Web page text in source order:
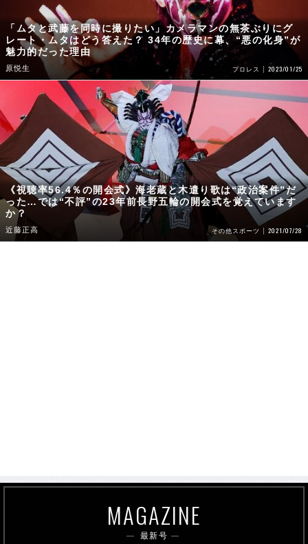
「ムタと武藤を同時に撮りたい」カメラマンの無茶ぶりにグ
レート・ムタはどう答えた？ 34年の歴史に幕、“悪の化身”が
魅力的だった理由
原悦生 プロレス 2023/01/25
《視聴率56.4％の開会式》海老蔵と木遣り歌は“政治案件”だ
った…では“不評”の23年前長野五輪の開会式を覚えています
か？
近藤正高 その他スポーツ 2021/07/28
MAGAZINE
最新号